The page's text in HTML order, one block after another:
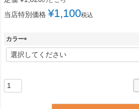
当店特別価格 ¥1,100税込
カラー
(
必